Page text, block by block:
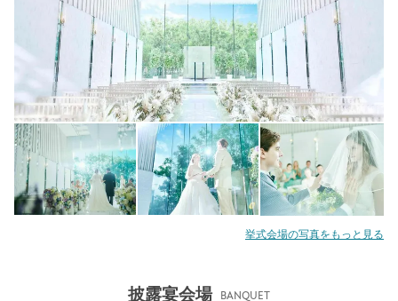
挙式会場の写真をもっと見る
披露宴会場 BANQUET